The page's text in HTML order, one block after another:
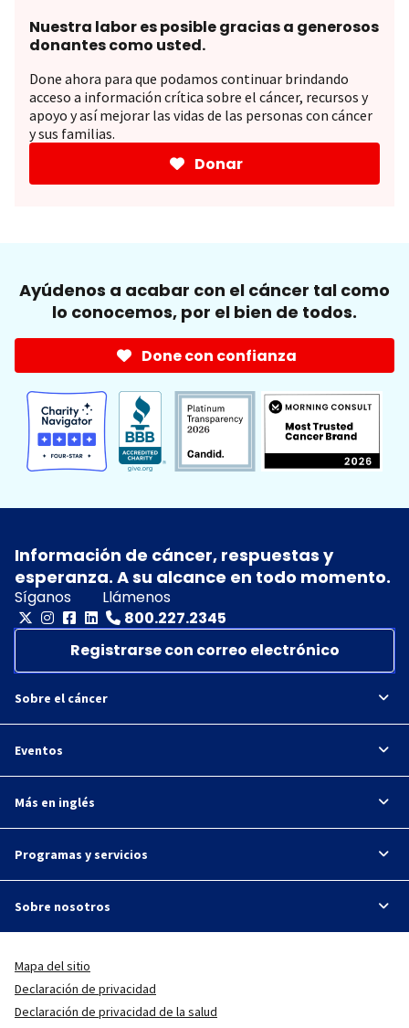
Nuestra labor es posible gracias a generosos
donantes como usted.
Done ahora para que podamos continuar brindando
acceso a información crítica sobre el cáncer, recursos y
apoyo y así mejorar las vidas de las personas con cáncer
y sus familias.
Donar
Ayúdenos a acabar con el cáncer tal como
lo conocemos, por el bien de todos.
Done con confianza
Información de cáncer, respuestas y
esperanza. A su alcance en todo momento.
Síganos
Llámenos
800.227.2345
Registrarse con correo electrónico
Sobre el cáncer
Eventos
Más en inglés
Programas y servicios
Sobre nosotros
Mapa del sitio
Declaración de privacidad
Declaración de privacidad de la salud